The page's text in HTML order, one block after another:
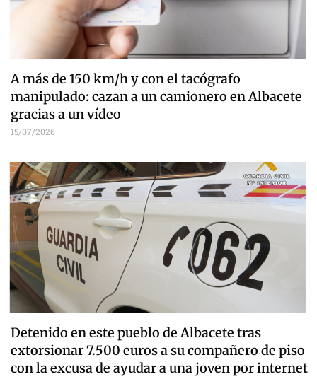
A más de 150 km/h y con el tacógrafo
manipulado: cazan a un camionero en Albacete
gracias a un vídeo
15/07/2026
Detenido en este pueblo de Albacete tras
extorsionar 7.500 euros a su compañero de piso
con la excusa de ayudar a una joven por internet